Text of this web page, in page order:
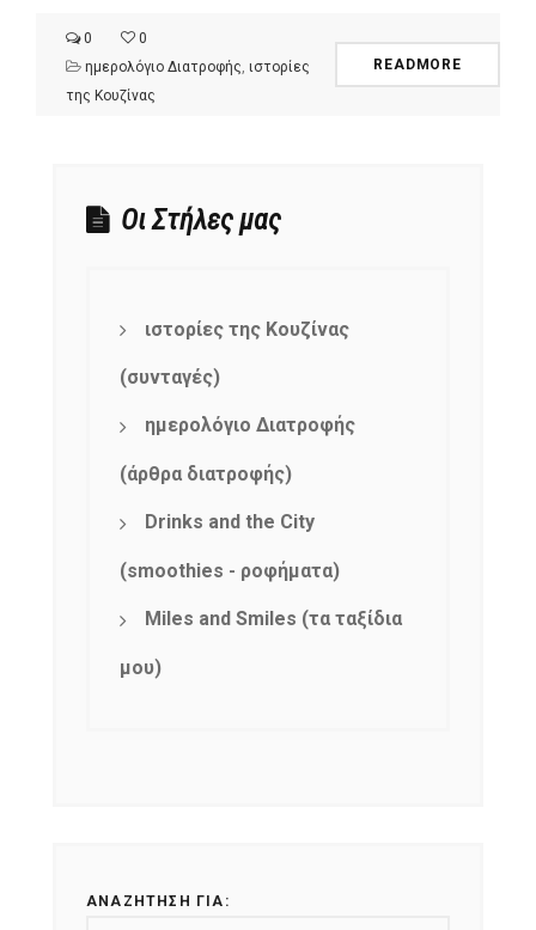
0
0
ημερολόγιο Διατροφής ιστορίες
της Κουζίνας
READMORE
Οι Στήλες μας
ιστορίες της Κουζίνας
(συνταγές)
ημερολόγιο Διατροφής
(άρθρα διατροφής)
Drinks and the City
(smoothies - ροφήματα)
Miles and Smiles (τα ταξίδια
μου)
ΑΝΑΖΉΤΗΣΗ ΓΙΑ: